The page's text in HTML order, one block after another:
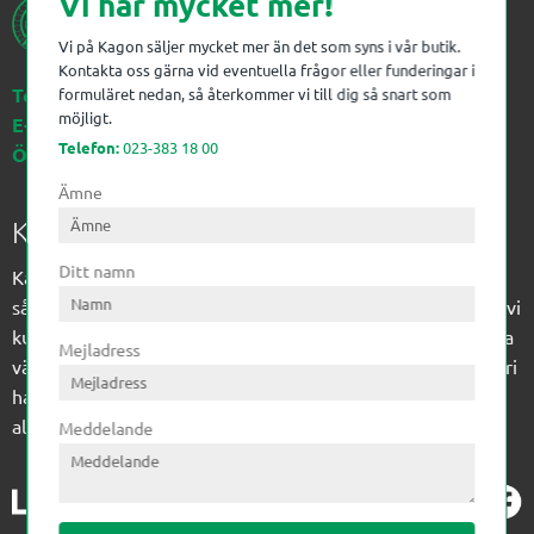
Telefon:023-383 18 00
E-post:kagon@kagon.se
Öppettider:Måndag-Fredag, 07-16
Kagon AB
Kagon har sedan 1972 levererat kompetens till
sågverksindustrin och övrig industri. Till träindustrin tillför vi
kunskap med optimeringslösningar från timmerplanen hela
vägen fram till paketering/emballering och till övrig industri
har vi ett komplement sortiment av teknikprodukter med
allt ifrån slangtillverkning till transmission och lager.
Vi på Kagon säljer mycket mer än det som syns i vår butik.
Kontakta oss gärna vid eventuella frågor eller funderingar i
formuläret nedan, så återkommer vi till dig så snart som
möjligt.
Telefon:023-383 18 00
Ämne
Ditt namn
Mejladress
Meddelande